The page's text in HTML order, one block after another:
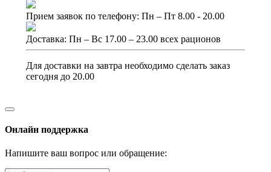
Прием заявок по телефону: Пн – Пт 8.00 - 20.00
Доставка: Пн – Вс 17.00 – 23.00 всех рационов
Для доставки на завтра необходимо сделать заказ
сегодня до 20.00
Онлайн поддержка
Напишите ваш вопрос или обращение: